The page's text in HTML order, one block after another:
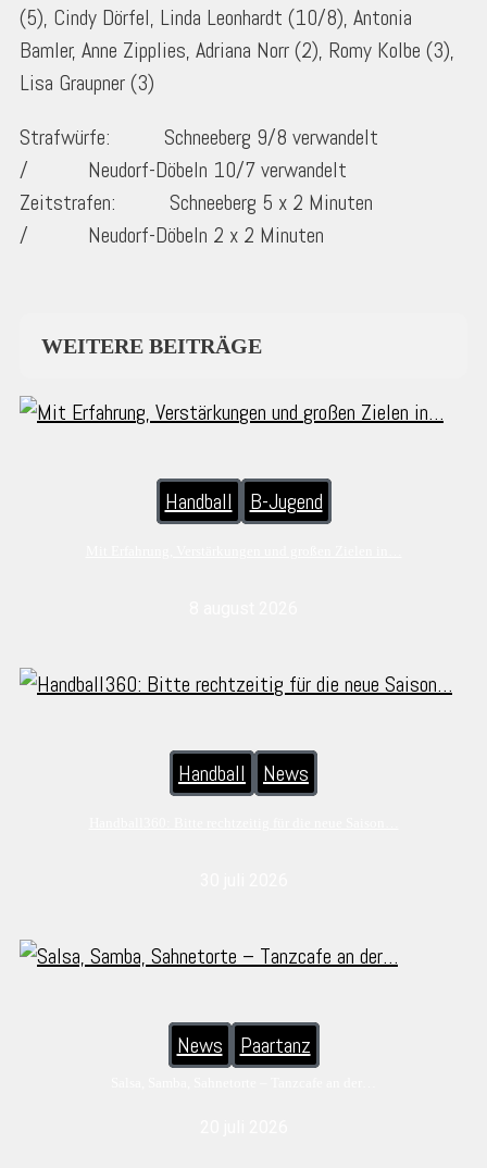
(5), Cindy Dörfel, Linda Leonhardt (10/8), Antonia
Bamler, Anne Zipplies, Adriana Norr (2), Romy Kolbe (3),
Lisa Graupner (3)
Strafwürfe: Schneeberg 9/8 verwandelt
/ Neudorf-Döbeln 10/7 verwandelt
Zeitstrafen: Schneeberg 5 x 2 Minuten
/ Neudorf-Döbeln 2 x 2 Minuten
WEITERE BEITRÄGE
Handball B-Jugend
Handball News
News Paartanz